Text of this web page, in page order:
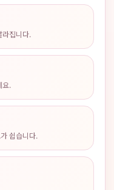
라집니다.
요.
쉽습니다.